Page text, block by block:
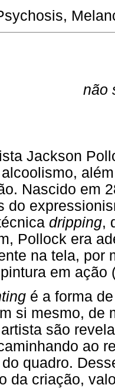
não
Jackson
Nascido em
do
dripping,
Pollock era
na tela, por
em ação
é a forma
si mesmo, de
são
ao
quadro.
da criação,